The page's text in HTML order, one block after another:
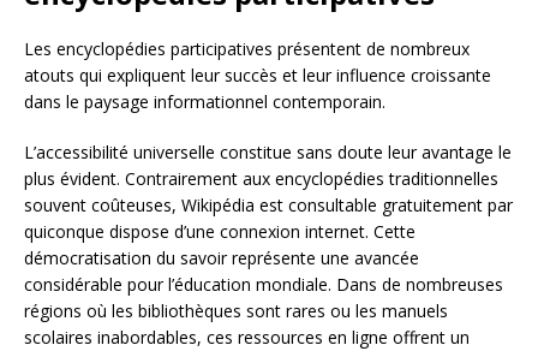
Les encyclopédies participatives présentent de nombreux
atouts qui expliquent leur succès et leur influence croissante
dans le paysage informationnel contemporain.
L’accessibilité universelle constitue sans doute leur avantage le
plus évident. Contrairement aux encyclopédies traditionnelles
souvent coûteuses, Wikipédia est consultable gratuitement par
quiconque dispose d’une connexion internet. Cette
démocratisation du savoir représente une avancée
considérable pour l’éducation mondiale. Dans de nombreuses
régions où les bibliothèques sont rares ou les manuels
scolaires inabordables, ces ressources en ligne offrent un